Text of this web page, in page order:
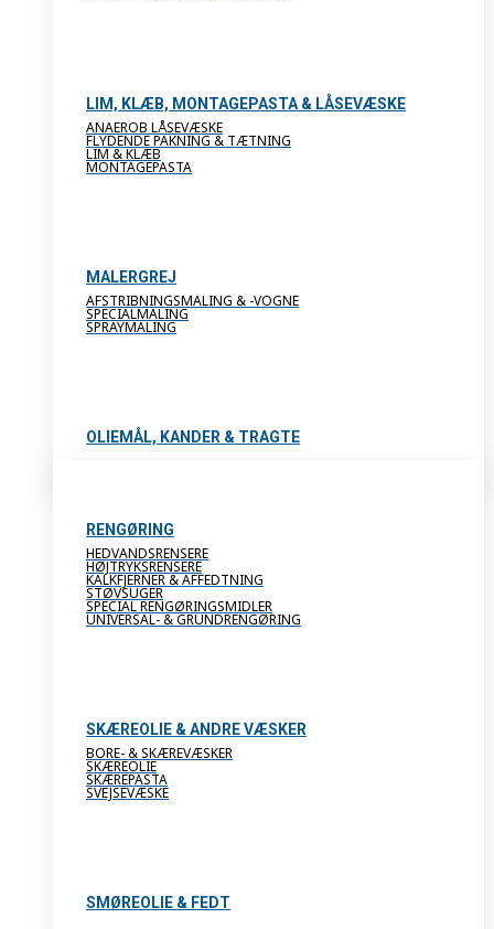
LIM, KLÆB, MONTAGEPASTA & LÅSEVÆSKE
ANAEROB LÅSEVÆSKE
FLYDENDE PAKNING & TÆTNING
LIM & KLÆB
MONTAGEPASTA
MALERGREJ
AFSTRIBNINGSMALING & -VOGNE
SPECIALMALING
SPRAYMALING
OLIEMÅL, KANDER & TRAGTE
RENGØRING
HEDVANDSRENSERE
HØJTRYKSRENSERE
KALKFJERNER & AFFEDTNING
STØVSUGER
SPECIAL RENGØRINGSMIDLER
UNIVERSAL- & GRUNDRENGØRING
SKÆREOLIE & ANDRE VÆSKER
BORE- & SKÆREVÆSKER
SKÆREOLIE
SKÆREPASTA
SVEJSEVÆSKE
SMØREOLIE & FEDT